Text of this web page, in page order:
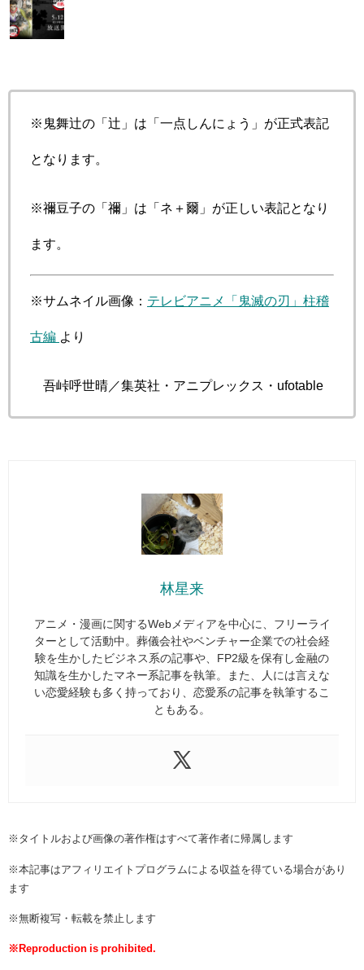
※鬼舞辻の「辻」は「一点しんにょう」が正式表記
となります。
※禰豆子の「禰」は「ネ＋爾」が正しい表記となり
ます。
※サムネイル画像： テレビアニメ「鬼滅の刃」柱稽
古編 より
©吾峠呼世晴／集英社・アニプレックス・ufotable
林星来
アニメ・漫画に関するWebメディアを中心に、フリーライ
ターとして活動中。葬儀会社やベンチャー企業での社会経
験を生かしたビジネス系の記事や、FP2級を保有し金融の
知識を生かしたマネー系記事を執筆。また、人には言えな
い恋愛経験も多く持っており、恋愛系の記事を執筆するこ
ともある。
※タイトルおよび画像の著作権はすべて著作者に帰属します
※本記事はアフィリエイトプログラムによる収益を得ている場合があり
ます
※無断複写・転載を禁止します
※Reproduction is prohibited.